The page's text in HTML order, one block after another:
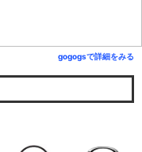
gogogsで詳細をみる